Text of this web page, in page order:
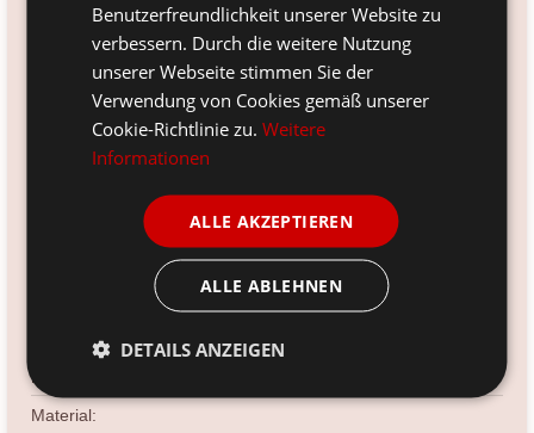
Versandinfo:
beige
Material:
Benutzerfreundlichkeit unserer Website zu
verbessern. Durch die weitere Nutzung
unserer Webseite stimmen Sie der
Verwendung von Cookies gemäß unserer
Cookie-Richtlinie zu.Weitere
Informationen
ALLE AKZEPTIEREN
ALLE ABLEHNEN
DETAILS ANZEIGEN